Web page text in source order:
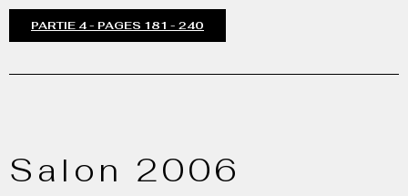
PARTIE 4 - PAGES 181 - 240
Salon 2006